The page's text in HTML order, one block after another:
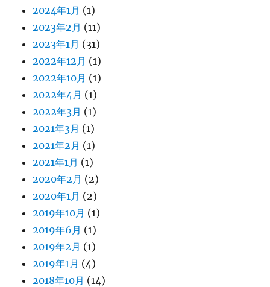
2024年1月 (1)
2023年2月 (11)
2023年1月 (31)
2022年12月 (1)
2022年10月 (1)
2022年4月 (1)
2022年3月 (1)
2021年3月 (1)
2021年2月 (1)
2021年1月 (1)
2020年2月 (2)
2020年1月 (2)
2019年10月 (1)
2019年6月 (1)
2019年2月 (1)
2019年1月 (4)
2018年10月 (14)